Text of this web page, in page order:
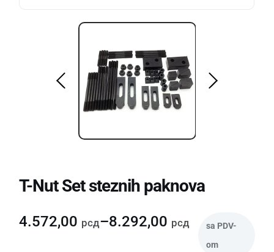
T-Nut Set steznih paknova
4.572,00 рсд–8.292,00 рсд
sa PDV-
om